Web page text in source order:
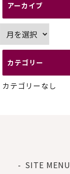
アーカイブ
ー
カ
ブ
カテゴリー
カテゴリーなし
SITE MENU